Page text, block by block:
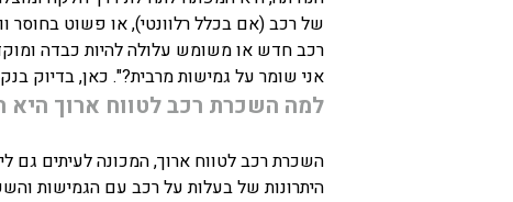
של רכב (אם בכלל רלוונטי), או פשוט בחוסר
רכב חדש או משומש עלולה להיות כבדה
אני שומר על גמישות מרבית?". כאן, בדיוק
למה השכרת רכב לטווח ארוך היא
השכרת רכב לטווח ארוך, המכונה לעיתים גם
היתרונות של בעלות על רכב עם הגמישות